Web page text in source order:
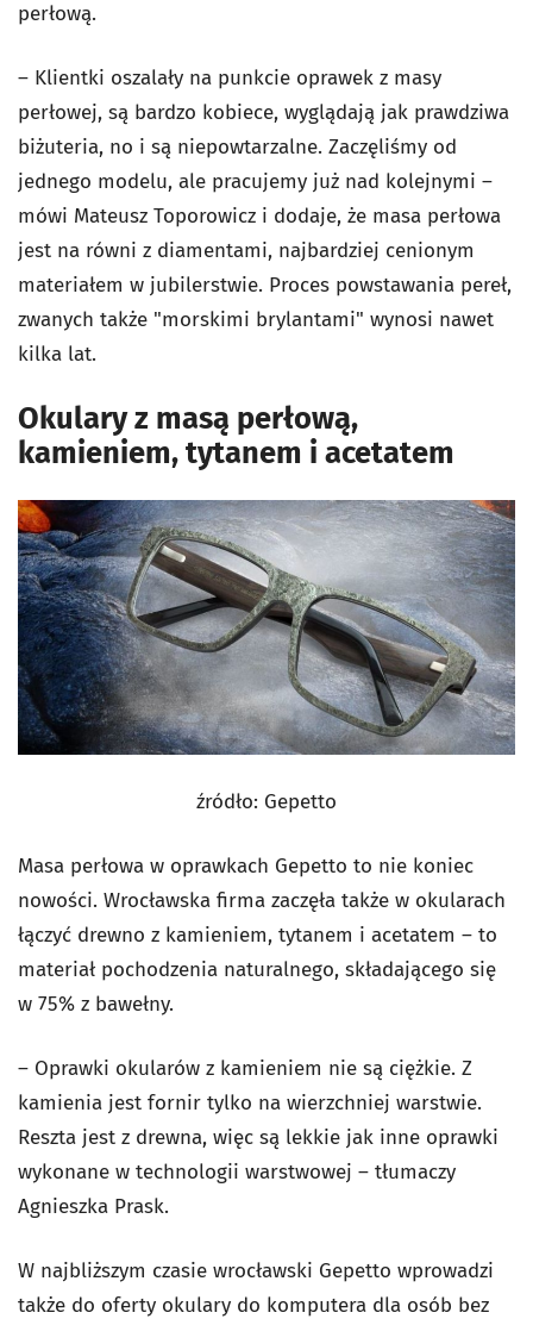
perłową.
– Klientki oszalały na punkcie oprawek z masy
perłowej, są bardzo kobiece, wyglądają jak prawdziwa
biżuteria, no i są niepowtarzalne. Zaczęliśmy od
jednego modelu, ale pracujemy już nad kolejnymi –
mówi Mateusz Toporowicz i dodaje, że masa perłowa
jest na równi z diamentami, najbardziej cenionym
materiałem w jubilerstwie. Proces powstawania pereł,
zwanych także "morskimi brylantami" wynosi nawet
kilka lat.
Okulary z masą perłową,
kamieniem, tytanem i acetatem
źródło: Gepetto
Masa perłowa w oprawkach Gepetto to nie koniec
nowości. Wrocławska firma zaczęła także w okularach
łączyć drewno z kamieniem, tytanem i acetatem – to
materiał pochodzenia naturalnego, składającego się
w 75% z bawełny.
– Oprawki okularów z kamieniem nie są ciężkie. Z
kamienia jest fornir tylko na wierzchniej warstwie.
Reszta jest z drewna, więc są lekkie jak inne oprawki
wykonane w technologii warstwowej – tłumaczy
Agnieszka Prask.
W najbliższym czasie wrocławski Gepetto wprowadzi
także do oferty okulary do komputera dla osób bez